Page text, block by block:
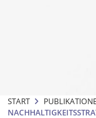
START